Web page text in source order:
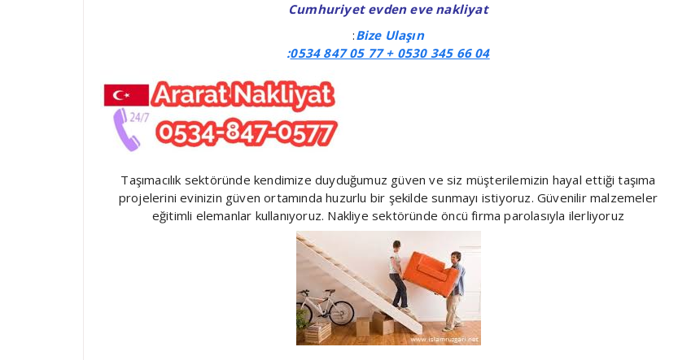
Cumhuriyet evden eve nakliyat
:Bize Ulaşın
:0534 847 05 77 + 0530 345 66 04
Taşımacılık sektöründe kendimize duyduğumuz güven ve siz müşterilemizin hayal ettiği taşıma
projelerini evinizin güven ortamında huzurlu bir şekilde sunmayı istiyoruz. Güvenilir malzemeler
eğitimli elemanlar kullanıyoruz. Nakliye sektöründe öncü firma parolasıyla ilerliyoruz